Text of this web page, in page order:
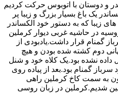
و دوستان با اتوبوس حرکت کردیم
یک باغ بسیار بزرگ و زیبا پر
زیبا که به دستور خود الکساندر
در حاشیه غربی دیوار کرملین
گمنام قرار داشت.یادبودی از
دوم کشته شده بودن و هیچ
داده نشده بود.یک کلاه خود و شنل
گمنام بود.بعد از پیاده روی
به سمت کاخ کرملین راهی
شدیم.کرملین در زبان روسی